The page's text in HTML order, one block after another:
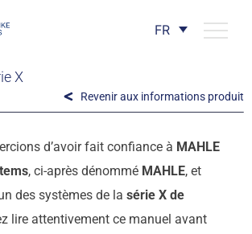
FR
X
Revenir aux informations produit
d’avoir fait confiance à MAHLE
, ci-après dénommé MAHLE, et
des systèmes de la série X de
lire attentivement ce manuel avant